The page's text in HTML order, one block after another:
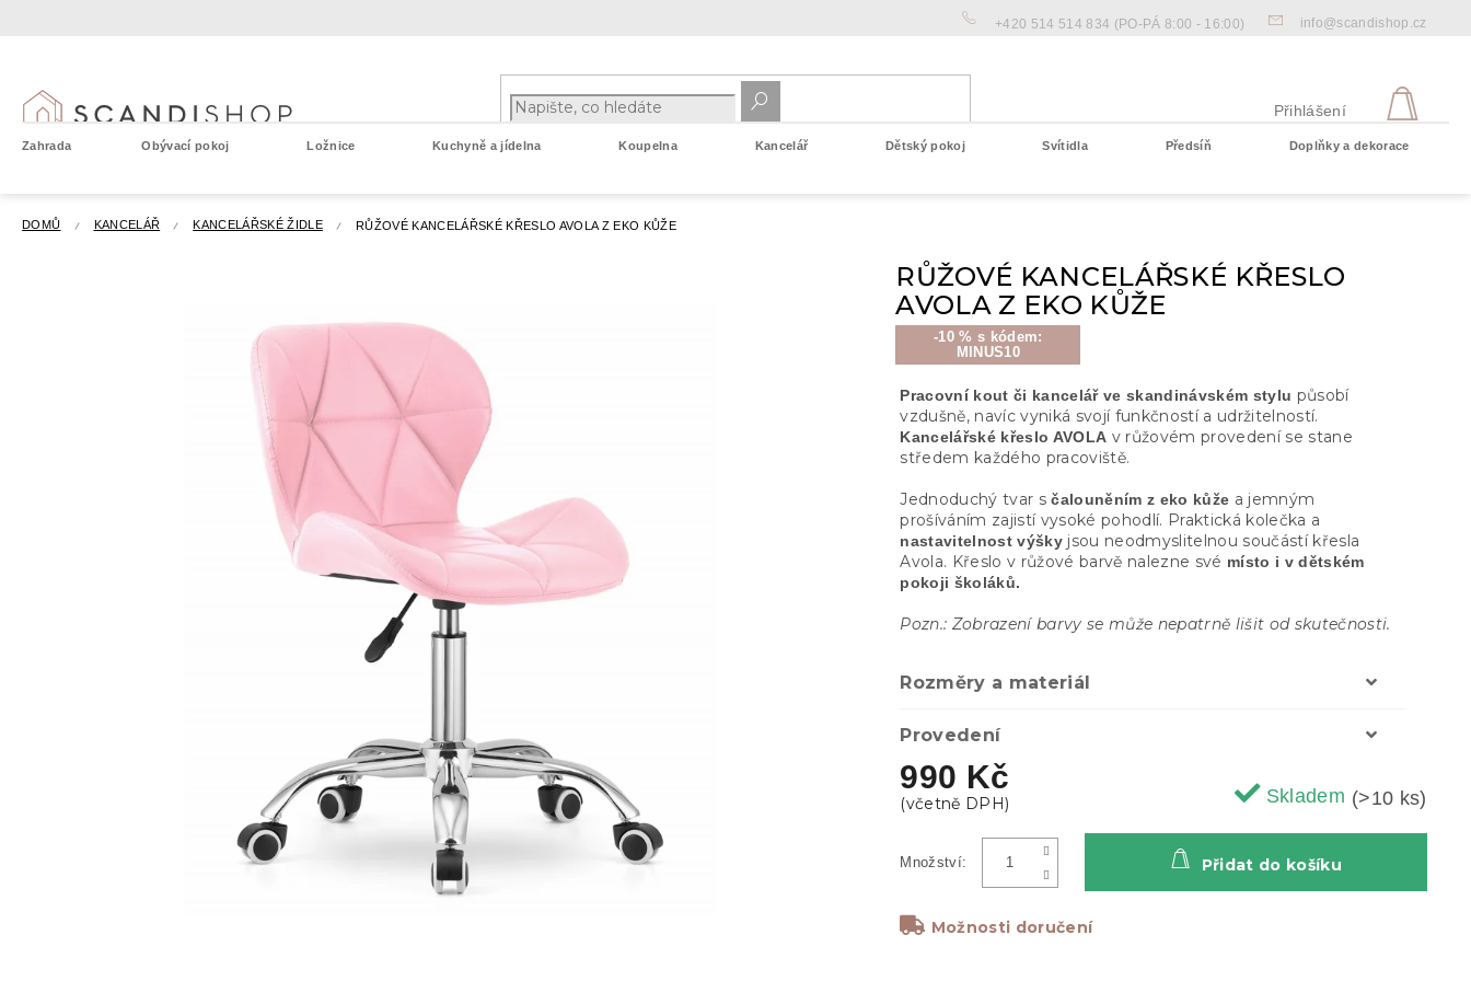
+420 514 514 834 (PO-PÁ 8:00 - 16:00) info@scandishop.cz
Přihlášení
Zahrada Obývací pokoj Ložnice Kuchyně a jídelna Koupelna Kancelář Dětský pokoj Svítidla Předsíň Doplňky a dekorace
DOMŮ KANCELÁŘ KANCELÁŘSKÉ ŽIDLE RŮŽOVÉ KANCELÁŘSKÉ KŘESLO AVOLA Z EKO KŮŽE
RŮŽOVÉ KANCELÁŘSKÉ KŘESLO
AVOLA Z EKO KŮŽE
-10 % s kódem:
MINUS10
990 Kč
Skladem (>10 ks)
Možnosti doručení
Přidat do košíku
Pracovní kout či kancelář ve skandinávském stylu působí
vzdušně, navíc vyniká svojí funkčností a udržitelností.
Kancelářské křeslo AVOLA v růžovém provedení se stane
středem každého pracoviště.
Jednoduchý tvar s čalouněním z eko kůže a jemným
prošíváním zajistí vysoké pohodlí. Praktická kolečka a
nastavitelnost výšky jsou neodmyslitelnou součástí křesla
Avola. Křeslo v růžové barvě nalezne své místo i v dětském
pokoji školáků.
Pozn.: Zobrazení barvy se může nepatrně lišit od skutečnosti.
Rozměry a materiál
Provedení